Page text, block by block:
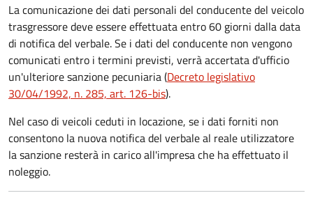
La comunicazione dei dati personali del conducente del veicolo
trasgressore deve essere effettuata entro 60 giorni dalla data
di notifica del verbale.Se i dati del conducente non vengono
comunicati entro i termini previsti, verrà accertata d'ufficio
un'ulteriore sanzione pecuniaria (Decreto legislativo
30/04/1992, n. 285, art. 126-bis).
Nel caso di veicoli ceduti in locazione, se i dati forniti non
consentono la nuova notifica del verbale al reale utilizzatore
la sanzione resterà in carico all'impresa che ha effettuato il
noleggio.